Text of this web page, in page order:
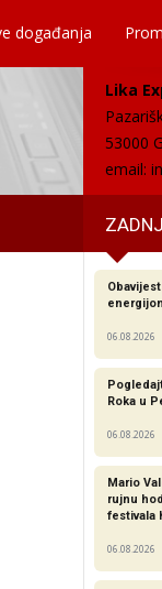
događanja
Lika
53000
email:
06.08.2026
Roka u
06.08.2026
Mario
rujnu
festivala
06.08.2026